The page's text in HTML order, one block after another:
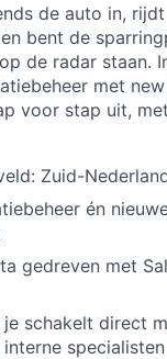
de auto in,
bent de
de radar staan.
met
voor stap uit,
Zuid-
én
gedreven met
je schakelt direct
interne specialisten